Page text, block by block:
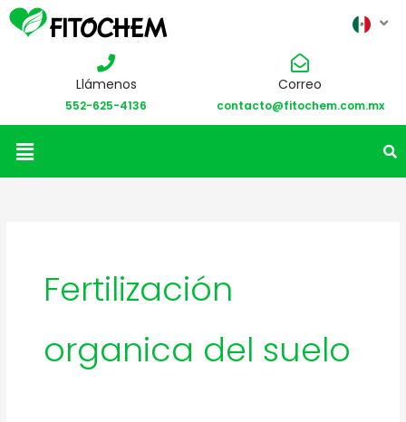
Llámenos
552-625-4136
Correo
contacto@fitochem.com.mx
Menú
Fertilización
organica del suelo